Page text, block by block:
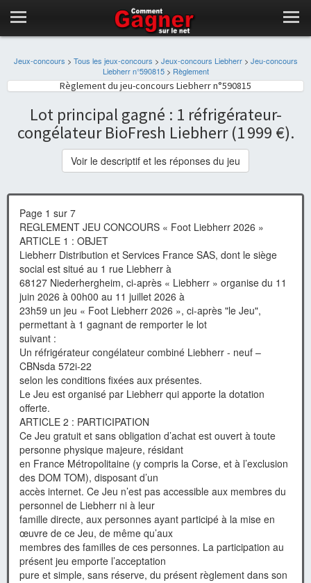
Jeux-concours > Tous les jeux-concours > Jeux-concours Liebherr > Jeu-concours
Liebherr n°590815> Règlement
Règlement du jeu-concours Liebherr n°590815
Lot principal gagné : 1 réfrigérateur-
congélateur BioFresh Liebherr (1 999 €).
Voir le descriptif et les réponses du jeu
Page 1 sur 7
REGLEMENT JEU CONCOURS « Foot Liebherr 2026 »
ARTICLE 1 : OBJET
Liebherr Distribution et Services France SAS, dont le siège
social est situé au 1 rue Liebherr à
68127 Niederhergheim, ci-après « Liebherr » organise du 11
juin 2026 à 00h00 au 11 juillet 2026 à
23h59 un jeu « Foot Liebherr 2026 », ci-après "le Jeu",
permettant à 1 gagnant de remporter le lot
suivant :
Un réfrigérateur congélateur combiné Liebherr - neuf –
CBNsda 572i-22
selon les conditions fixées aux présentes.
Le Jeu est organisé par Liebherr qui apporte la dotation
offerte.
ARTICLE 2 : PARTICIPATION
Ce Jeu gratuit et sans obligation d’achat est ouvert à toute
personne physique majeure, résidant
en France Métropolitaine (y compris la Corse, et à l’exclusion
des DOM TOM), disposant d’un
accès internet. Ce Jeu n’est pas accessible aux membres du
personnel de Liebherr ni à leur
famille directe, aux personnes ayant participé à la mise en
œuvre de ce Jeu, de même qu’aux
membres des familles de ces personnes. La participation au
présent jeu emporte l’acceptation
pure et simple, sans réserve, du présent règlement dans son